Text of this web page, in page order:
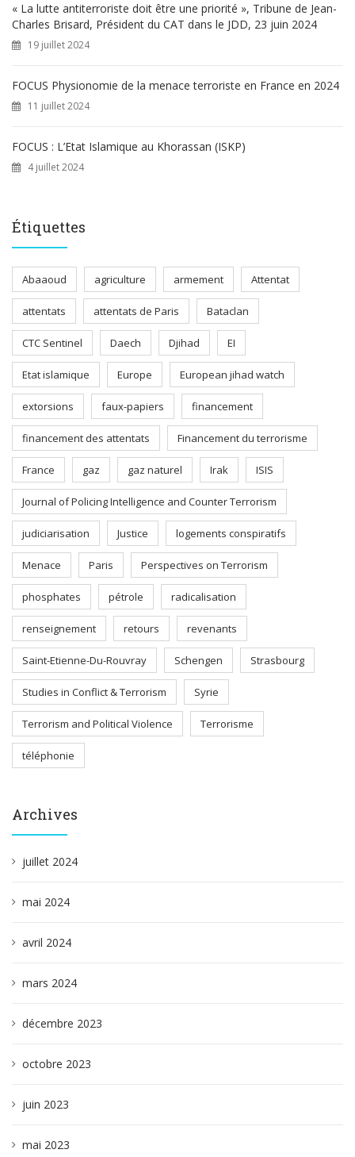
« La lutte antiterroriste doit être une priorité », Tribune de Jean-
Charles Brisard, Président du CAT dans le JDD, 23 juin 2024
19 juillet 2024
FOCUS Physionomie de la menace terroriste en France en 2024
11 juillet 2024
FOCUS : L’Etat Islamique au Khorassan (ISKP)
4 juillet 2024
Étiquettes
Abaaoud agriculture armement Attentat
attentats attentats de Paris Bataclan
CTC Sentinel Daech Djihad EI
Etat islamique Europe European jihad watch
extorsions faux-papiers financement
financement des attentats Financement du terrorisme
France gaz gaz naturel Irak ISIS
Journal of Policing Intelligence and Counter Terrorism
judiciarisation Justice logements conspiratifs
Menace Paris Perspectives on Terrorism
phosphates pétrole radicalisation
renseignement retours revenants
Saint-Etienne-Du-Rouvray Schengen Strasbourg
Studies in Conflict & Terrorism Syrie
Terrorism and Political Violence Terrorisme
téléphonie
Archives
juillet 2024
mai 2024
avril 2024
mars 2024
décembre 2023
octobre 2023
juin 2023
mai 2023